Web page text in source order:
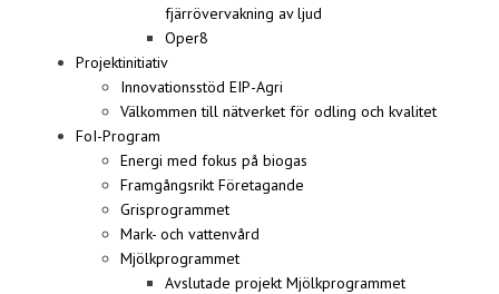
fjärrövervakning av ljud
Oper8
Projektinitiativ
Innovationsstöd EIP-Agri
Välkommen till nätverket för odling och kvalitet
FoI-Program
Energi med fokus på biogas
Framgångsrikt Företagande
Grisprogrammet
Mark- och vattenvård
Mjölkprogrammet
Avslutade projekt Mjölkprogrammet